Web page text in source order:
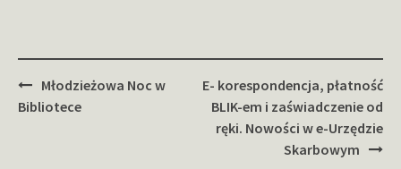
Zobacz
wpisy
Młodzieżowa Noc w
Bibliotece
E- korespondencja, płatność
BLIK-em i zaświadczenie od
ręki. Nowości w e-Urzędzie
Skarbowym